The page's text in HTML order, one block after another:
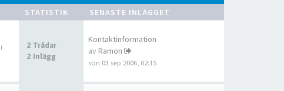
STATISTIK SENASTE INLÄGGET
2 Trådar
2 Inlägg
Kontaktinformation
av Ramon
sön 03 sep 2006, 02:15